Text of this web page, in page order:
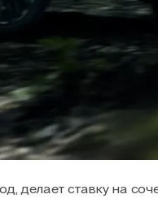
делает ставку на